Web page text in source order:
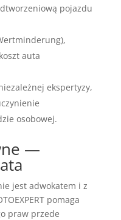
pojazdu
auta
ekspertyzy,
osobowej.
—
jest adwokatem i z
pomaga
praw przede